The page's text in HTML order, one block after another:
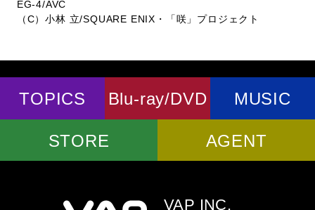
EG-4/AVC
（C）小林 立/SQUARE ENIX・「咲」プロジェクト
TOPICS Blu-ray/DVD MUSIC
STORE AGENT
VAP INC.